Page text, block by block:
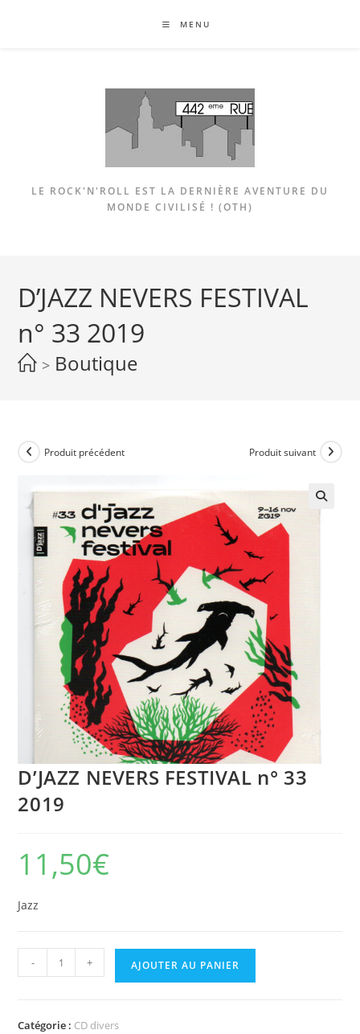
MENU
LE ROCK'N'ROLL EST LA DERNIÈRE AVENTURE DU
MONDE CIVILISÉ ! (OTH)
D’JAZZ NEVERS FESTIVAL
n° 33 2019
> Boutique
Produit précédent Produit suivant
D’JAZZ NEVERS FESTIVAL n° 33
2019
11,50€
Jazz
quantité
de
NEVERS
- + AJOUTER AU PANIER
Catégorie : CD divers